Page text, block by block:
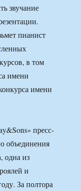
звучание
пианист
в том
имени
имени
пресс-
объединения
одна из
и
За полтора